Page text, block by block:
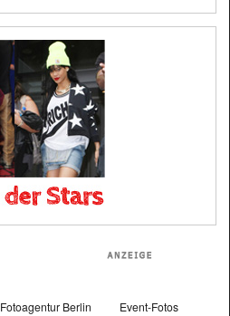
Fotoagentur Berlin Event-Fotos